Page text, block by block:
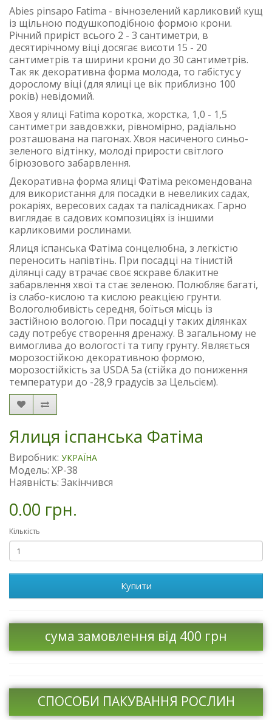
Abies pinsapo Fatima - вічнозелений карликовий кущ
із щільною подушкоподібною формою крони.
Річний приріст всього 2 - 3 сантиметри, в
десятирічному віці досягає висоти 15 - 20
сантиметрів та ширини крони до 30 сантиметрів.
Так як декоративна форма молода, то габістус у
дорослому віці (для ялиці це вік приблизно 100
років) невідомий.
Хвоя у ялиці Fatima коротка, жорстка, 1,0 - 1,5
сантиметри завдовжки, рівномірно, радіально
розташована на пагонах. Хвоя насиченого синьо-
зеленого відтінку, молоді прирости світлого
бірюзового забарвлення.
Декоративна форма ялиці Фатіма рекомендована
для використання для посадки в невеликих садах,
рокаріях, вересових садах та палісадниках. Гарно
виглядає в садових композиціях із іншими
карликовими рослинами.
Ялиця іспанська Фатіма сонцелюбна, з легкістю
переносить напівтінь. При посадці на тінистій
ділянці саду втрачає своє яскраве блакитне
забарвлення хвої та стає зеленою. Полюбляє багаті,
із слабо-кислою та кислою реакцією грунти.
Вологолюбивість середня, боїться місць із
застійною вологою. При посадці у таких ділянках
саду потребує створення дренажу. В загальному не
вимоглива до вологості та типу грунту. Являється
морозостійкою декоративною формою,
морозостійкість за USDA 5a (стійка до пониження
температури до -28,9 градусів за Цельсієм).
Ялиця іспанська Фатіма
Виробник: УКРАЇНА
Модель: XP-38
Наявність: Закінчився
0.00 грн.
Кількість
Купити
сума замовлення від 400 грн
СПОСОБИ ПАКУВАННЯ РОСЛИН